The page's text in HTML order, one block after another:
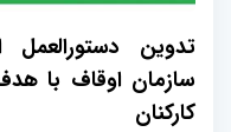
تدوین دستورالعمل
سازمان اوقاف با
کارکنان